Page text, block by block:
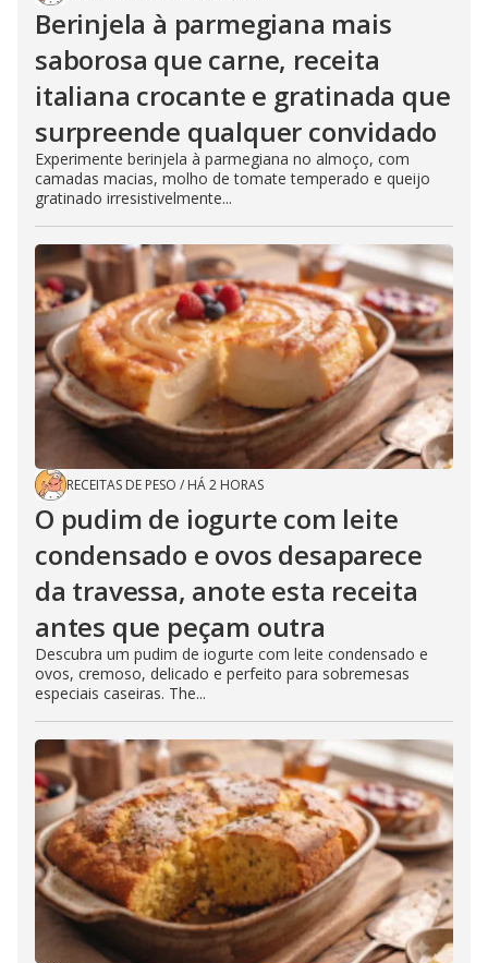
Berinjela à parmegiana mais
saborosa que carne, receita
italiana crocante e gratinada que
surpreende qualquer convidado
Experimente berinjela à parmegiana no almoço, com
camadas macias, molho de tomate temperado e queijo
gratinado irresistivelmente...
RECEITAS DE PESO / HÁ 2 HORAS
O pudim de iogurte com leite
condensado e ovos desaparece
da travessa, anote esta receita
antes que peçam outra
Descubra um pudim de iogurte com leite condensado e
ovos, cremoso, delicado e perfeito para sobremesas
especiais caseiras. The...